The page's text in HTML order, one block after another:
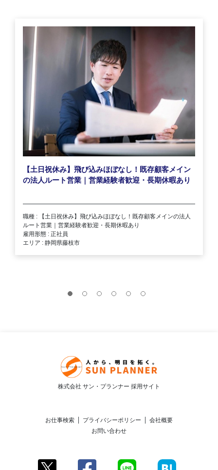
【土日祝休み】飛び込みほぼなし！既存顧客メイン
の法人ルート営業｜営業経験者歓迎・長期休暇あり
職種 : 【土日祝休み】飛び込みほぼなし！既存顧客メインの法人
ルート営業｜営業経験者歓迎・長期休暇あり
雇用形態 : 正社員
エリア : 静岡県藤枝市
株式会社 サン・プランナー 採用サイト
お仕事検索 プライバシーポリシー
会社概要
お問い合わせ